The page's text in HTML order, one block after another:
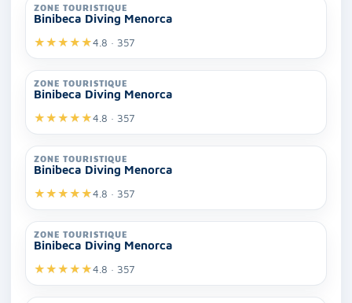
ZONE TOURISTIQUE
Binibeca Diving Menorca
★★★★★4.8 · 357
ZONE TOURISTIQUE
Binibeca Diving Menorca
★★★★★4.8 · 357
ZONE TOURISTIQUE
Binibeca Diving Menorca
★★★★★4.8 · 357
ZONE TOURISTIQUE
Binibeca Diving Menorca
★★★★★4.8 · 357